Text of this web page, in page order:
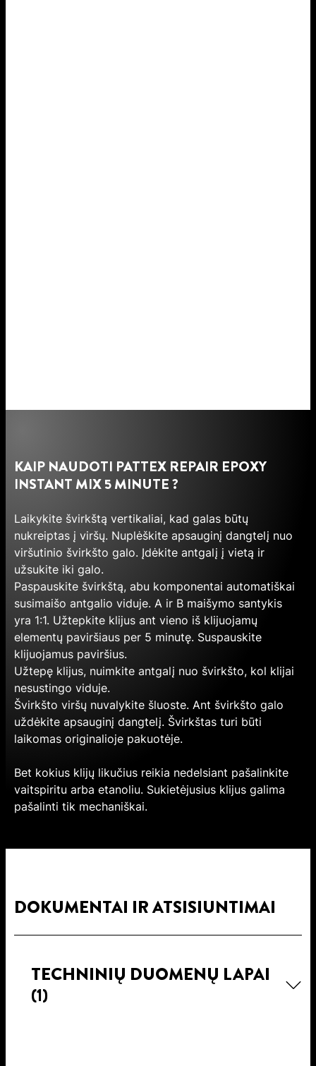
KAIP NAUDOTI PATTEX REPAIR EPOXY
INSTANT MIX 5 MINUTE ?
Laikykite švirkštą vertikaliai, kad galas būtų
nukreiptas į viršų. Nuplėškite apsauginį dangtelį nuo
viršutinio švirkšto galo. Įdėkite antgalį į vietą ir
užsukite iki galo.
Paspauskite švirkštą, abu komponentai automatiškai
susimaišo antgalio viduje. A ir B maišymo santykis
yra 1:1. Užtepkite klijus ant vieno iš klijuojamų
elementų paviršiaus per 5 minutę. Suspauskite
klijuojamus paviršius.
Užtepę klijus, nuimkite antgalį nuo švirkšto, kol klijai
nesustingo viduje.
Švirkšto viršų nuvalykite šluoste. Ant švirkšto galo
uždėkite apsauginį dangtelį. Švirkštas turi būti
laikomas originalioje pakuotėje.
Bet kokius klijų likučius reikia nedelsiant pašalinkite
vaitspiritu arba etanoliu. Sukietėjusius klijus galima
pašalinti tik mechaniškai.
DOKUMENTAI IR ATSISIUNTIMAI
TECHNINIŲ DUOMENŲ LAPAI
(1)